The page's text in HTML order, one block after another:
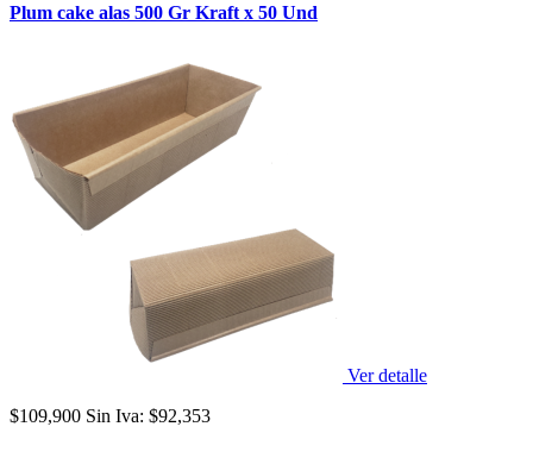
Plum cake alas 500 Gr Kraft x 50 Und
Ver detalle
$109,900 Sin Iva: $92,353